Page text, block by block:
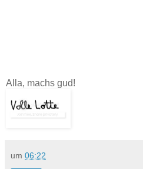
Alla, machs gud!
um 06:22